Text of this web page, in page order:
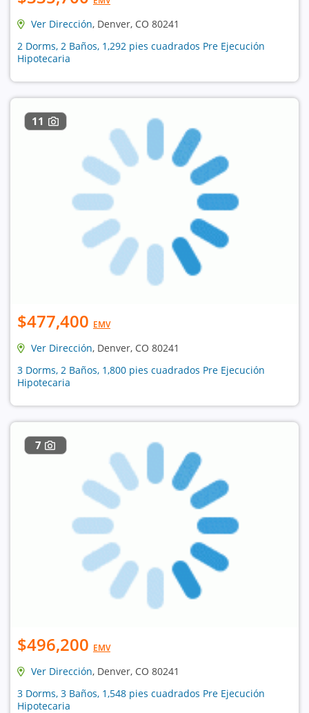
Ver Dirección, Denver, CO 80241
2 Dorms, 2 Baños, 1,292 pies cuadrados Pre Ejecución
Hipotecaria
11
$477,400 EMV
Ver Dirección, Denver, CO 80241
3 Dorms, 2 Baños, 1,800 pies cuadrados Pre Ejecución
Hipotecaria
7
$496,200 EMV
Ver Dirección, Denver, CO 80241
3 Dorms, 3 Baños, 1,548 pies cuadrados Pre Ejecución
Hipotecaria